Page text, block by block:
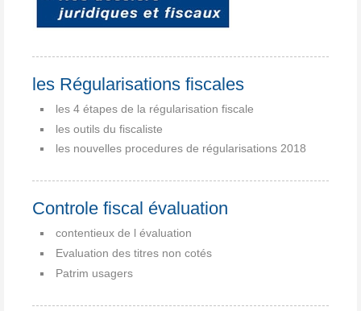
les Régularisations fiscales
les 4 étapes de la régularisation fiscale
les outils du fiscaliste
les nouvelles procedures de régularisations 2018
Controle fiscal évaluation
contentieux de l évaluation
Evaluation des titres non cotés
Patrim usagers